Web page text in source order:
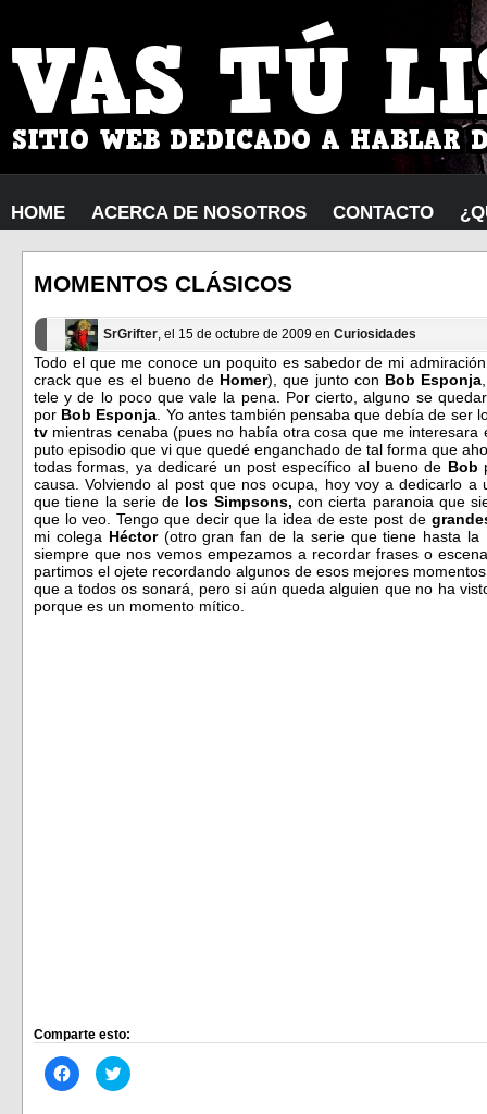
HOME ACERCA DE NOSOTROS CONTACTO
MOMENTOS CLÁSICOS
SrGrifter, el 15 de octubre de 2009 en Curiosidades
Todo el que me conoce un poquito es sabedor de mi
crack que es el bueno de Homer), que junto con Bob Esponja
tele y de lo poco que vale la pena. Por cierto, alguno se
por Bob Esponja . Yo antes también pensaba que debía de
tv mientras cenaba (pues no había otra cosa que me
puto episodio que vi que quedé enganchado de tal forma que
todas formas, ya dedicaré un post específico al bueno de Bob
causa. Volviendo al post que nos ocupa, hoy voy a dedicarlo a
que tiene la serie de los Simpsons, con cierta paranoia que
que lo veo. Tengo que decir que la idea de este post de
mi colega Héctor (otro gran fan de la serie que tiene hasta la
siempre que nos vemos empezamos a recordar frases o
partimos el ojete recordando algunos de esos mejores
que a todos os sonará, pero si aún queda alguien que no ha
porque es un momento mítico.
Comparte esto:
Haz
clic
Haz
clic